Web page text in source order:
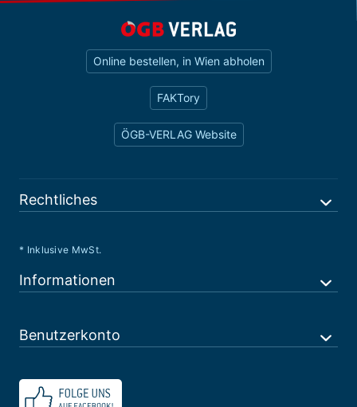
Online bestellen, in Wien abholen
FAKTory
ÖGB-VERLAG Website
Rechtliches
* Inklusive MwSt.
Informationen
Benutzerkonto